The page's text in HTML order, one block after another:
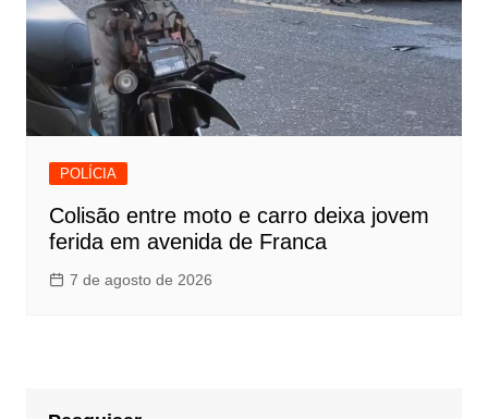
POLÍCIA
Colisão entre moto e carro deixa jovem
ferida em avenida de Franca
7 de agosto de 2026